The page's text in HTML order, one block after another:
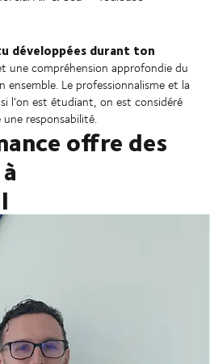
développées durant ton
une compréhension approfondie du
Le professionnalisme et la
l'on est étudiant, on est considéré
responsabilité.
offre des